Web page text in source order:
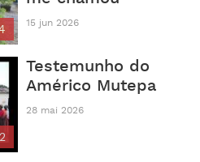
15 jun 2026
Testemunho do
Américo Mutepa
28 mai 2026